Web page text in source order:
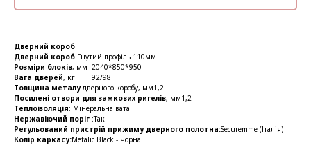
Дверний короб
Дверний короб:Гнутий профіль 110мм
Розміри блоків, мм 2040*850*950
Вага дверей, кг 92/98
Товщина металудверного коробу, мм1,2
Посилені отвори для замкових ригелів, мм1,2
Теплоізоляція: Мінеральна вата
Нержавіючий поріг :Так
Регульований пристрій прижиму дверного полотна:Securemme (Італія)
Колір каркасу:Metalic Black - чорна